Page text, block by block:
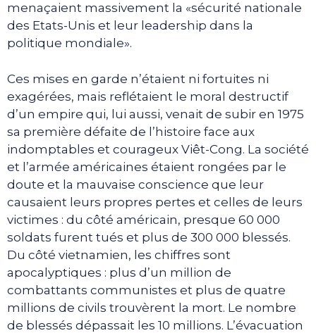
menaçaient massivement la «sécurité nationale
des Etats-Unis et leur leadership dans la
politique mondiale».
Ces mises en garde n’étaient ni fortuites ni
exagérées, mais reflétaient le moral destructif
d’un empire qui, lui aussi, venait de subir en 1975
sa première défaite de l’histoire face aux
indomptables et courageux Viêt-Cong. La société
et l’armée américaines étaient rongées par le
doute et la mauvaise conscience que leur
causaient leurs propres pertes et celles de leurs
victimes : du côté américain, presque 60 000
soldats furent tués et plus de 300 000 blessés.
Du côté vietnamien, les chiffres sont
apocalyptiques : plus d’un million de
combattants communistes et plus de quatre
millions de civils trouvèrent la mort. Le nombre
de blessés dépassait les 10 millions. L’évacuation